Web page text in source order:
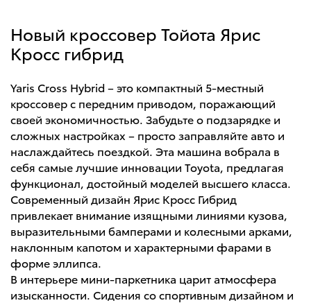
Новый кроссовер Тойота Ярис
Кросс гибрид
Yaris Cross Hybrid – это компактный 5-местный
кроссовер с передним приводом, поражающий
своей экономичностью. Забудьте о подзарядке и
сложных настройках – просто заправляйте авто и
наслаждайтесь поездкой. Эта машина вобрала в
себя самые лучшие инновации Toyota, предлагая
функционал, достойный моделей высшего класса.
Современный дизайн Ярис Кросс Гибрид
привлекает внимание изящными линиями кузова,
выразительными бамперами и колесными арками,
наклонным капотом и характерными фарами в
форме эллипса.
В интерьере мини-паркетника царит атмосфера
изысканности. Сидения со спортивным дизайном и